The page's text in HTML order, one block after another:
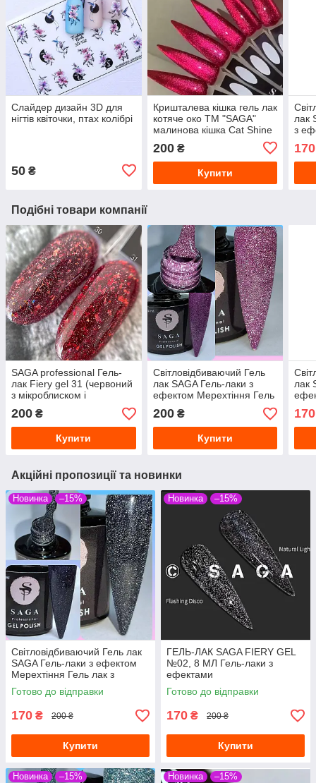
Слайдер дизайн 3D для
нігтів квіточки, птах колібрі
50 ₴
Кришталева кішка гель лак
котяче око ТМ "SAGA"
малинова кішка Cat Shine
Котяче око
200₴
Купити
лак
з
170
Подібні товари компанії
SAGA professional Гель-
лак Fiery gel 31 (червоний
з мікроблиском і
блискітками,
світловідбивний), 9 мл
200 ₴
Купити
Світловідбиваючий Гель
лак SAGA Гель-лаки з
ефектом Мерехтіння Гель
лак з переливчастими
блискіток
200₴
Купити
лак
лак
170
Акційні пропозиції та новинки
Новинка –15%
Світловідбиваючий Гель лак
SAGA Гель-лаки з ефектом
Мерехтіння Гель лак з
переливчастими блискіток
Готово до відправки
170 ₴ 200 ₴
Купити
Новинка –15%
ГЕЛЬ-ЛАК SAGA FIERY GEL
№02, 8 МЛ Гель-лаки з
ефектами
світловідбиваючими Гель-
лаки з мерехтінням
микроблеском
Готово до відправки
170 ₴ 200 ₴
Купити
Новинка –15% Новинка –15%